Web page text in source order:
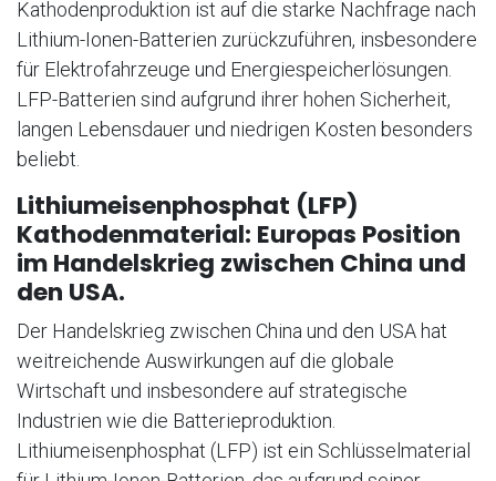
Kathodenproduktion ist auf die starke Nachfrage nach
Lithium-Ionen-Batterien zurückzuführen, insbesondere
für Elektrofahrzeuge und Energiespeicherlösungen.
LFP-Batterien sind aufgrund ihrer hohen Sicherheit,
langen Lebensdauer und niedrigen Kosten besonders
beliebt.
Lithiumeisenphosphat (LFP)
Kathodenmaterial: Europas Position
im Handelskrieg zwischen China und
den USA.
Der Handelskrieg zwischen China und den USA hat
weitreichende Auswirkungen auf die globale
Wirtschaft und insbesondere auf strategische
Industrien wie die Batterieproduktion.
Lithiumeisenphosphat (LFP) ist ein Schlüsselmaterial